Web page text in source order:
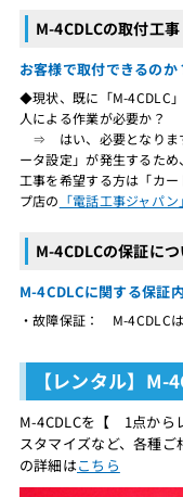
M-4CDLCの取付工事
お客様で取付できるの
◆現状、既に「M-4CDLC
人による作業が必要か？
⇒ はい、必要となりま
ータ設定」が発生するため
工事を希望する方は「カ
プ店の 「電話工事ジャパン」
M-4CDLCの保証に
M-4CDLCに関する保証
・故障保証： M-4CDLC
【レンタル】M-
M-4CDLCを【 1点か
スタマイズなど、各種
の詳細はこちら